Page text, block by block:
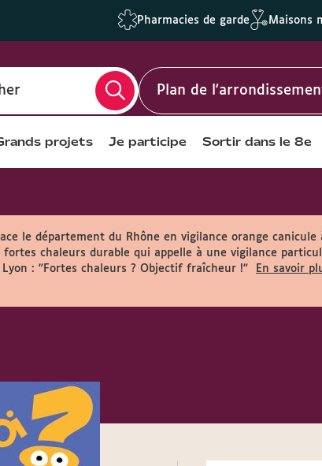
Pharmacies de garde Maisons
Plan de
projets Je participe Sortir dans le 8e
le département du Rhône en vigilance orange canicule
chaleurs durable qui appelle à une vigilance
: "Fortes chaleurs ? Objectif fraîcheur !"
En savoir